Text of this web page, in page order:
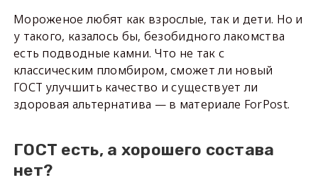
Мороженое любят как взрослые, так и дети. Но и
у такого, казалось бы, безобидного лакомства
есть подводные камни. Что не так с
классическим пломбиром, сможет ли новый
ГОСТ улучшить качество и существует ли
здоровая альтернатива — в материале ForPost.
ГОСТ есть, а хорошего состава
нет?